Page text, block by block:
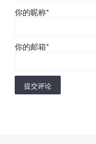
你的昵称*
你的邮箱*
提交评论